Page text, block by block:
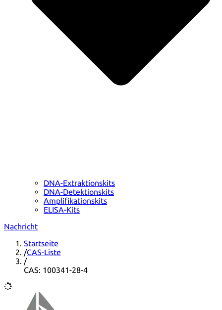
DNA-Extraktionskits
DNA-Detektionskits
Amplifikationskits
ELISA-Kits
Nachricht
Startseite
/CAS-Liste
/
CAS: 100341-28-4